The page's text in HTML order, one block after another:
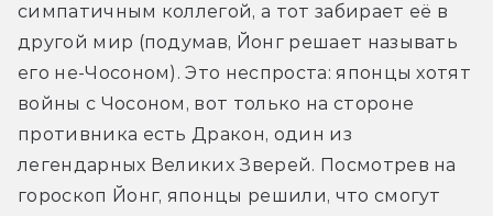
симпатичным коллегой, а тот забирает её в
другой мир (подумав, Йонг решает называть
его не-Чосоном). Это неспроста: японцы хотят
войны с Чосоном, вот только на стороне
противника есть Дракон, один из
легендарных Великих Зверей. Посмотрев на
гороскоп Йонг, японцы решили, что смогут